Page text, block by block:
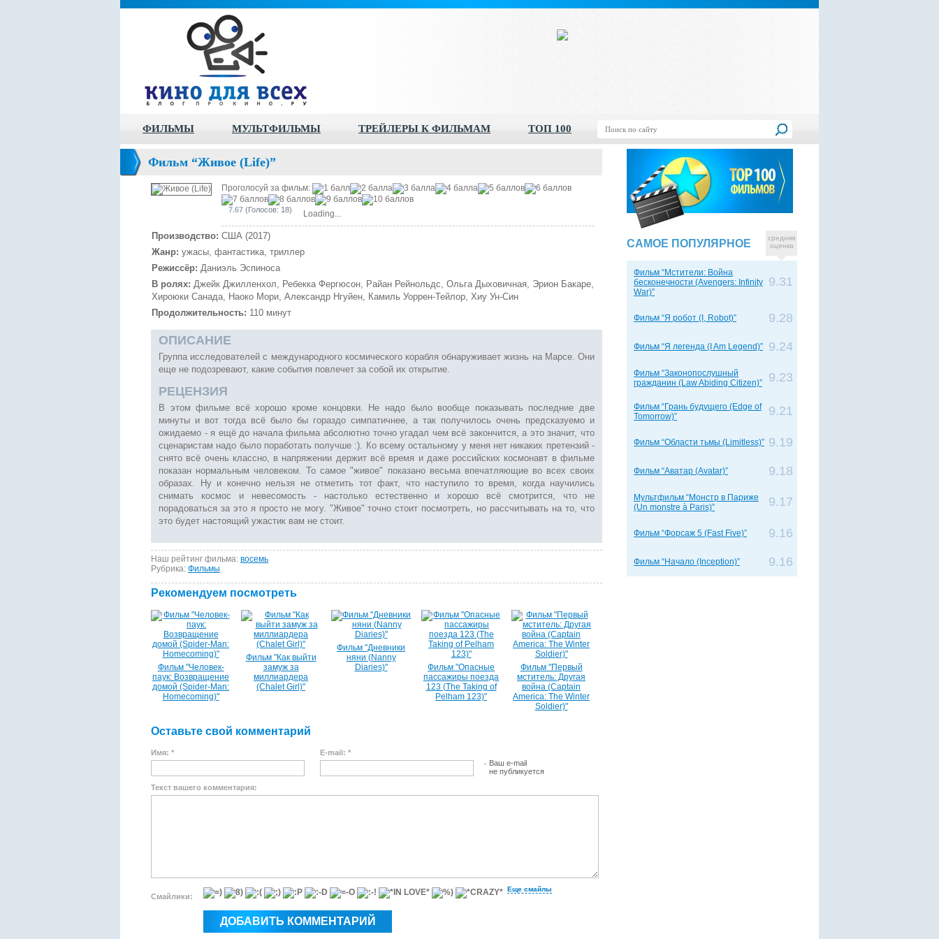
ФИЛЬМЫ МУЛЬТФИЛЬМЫ ТРЕЙЛЕРЫ К ФИЛЬМАМ ТОП 100
Фильм “Живое (Life)”
Проголосуй за фильм:
7.67 (Голосов: 18) Loading...
Производство: США (2017)
Жанр: ужасы, фантастика, триллер
Режиссёр: Даниэль Эспиноса
В ролях: Джейк Джилленхол, Ребекка Фергюсон, Райан Рейнольдс, Ольга Дыховичная, Эрион Бакаре,
Хироюки Санада, Наоко Мори, Александр Нгуйен, Камиль Уоррен-Тейлор, Хиу Ун-Син
Продолжительность: 110 минут
ОПИСАНИЕ
Группа исследователей с международного космического корабля обнаруживает жизнь на Марсе. Они
еще не подозревают, какие события повлечет за собой их открытие.
РЕЦЕНЗИЯ
В этом фильме всё хорошо кроме концовки. Не надо было вообще показывать последние две
минуты и вот тогда всё было бы гораздо симпатичнее, а так получилось очень предсказуемо и
ожидаемо - я ещё до начала фильма абсолютно точно угадал чем всё закончится, а это значит, что
сценаристам надо было поработать получше :). Ко всему остальному у меня нет никаких претензий -
снято всё очень классно, в напряжении держит всё время и даже российских космонавт в фильме
показан нормальным человеком. То самое "живое" показано весьма впечатляющие во всех своих
образах. Ну и конечно нельзя не отметить тот факт, что наступило то время, когда научились
снимать космос и невесомость - настолько естественно и хорошо всё смотрится, что не
порадоваться за это я просто не могу. "Живое" точно стоит посмотреть, но рассчитывать на то, что
это будет настоящий ужастик вам не стоит.
Наш рейтинг фильма: восемь
Рубрика: Фильмы
Рекомендуем посмотреть
Фильм "Человек-
паук: Возвращение
домой (Spider-Man:
Homecoming)"
Фильм "Как выйти
замуж за
миллиардера
(Chalet Girl)"
Фильм "Дневники
няни (Nanny
Diaries)"
Фильм "Опасные
пассажиры поезда
123 (The Taking of
Pelham 123)"
Фильм "Первый
мститель: Другая
война (Captain
America: The Winter
Soldier)"
Оставьте свой комментарий
Имя: *
E-mail: *
Ваш e-mail
не публикуется
Текст вашего комментария:
Смайлики:
Еще смайлы
САМОЕ ПОПУЛЯРНОЕ
средняя
оценка
Фильм “Мстители: Война
бесконечности (Avengers: Infinity
War)”
9.31
Фильм “Я робот (I, Robot)” 9.28
Фильм “Я легенда (I Am Legend)” 9.24
Фильм “Законопослушный
гражданин (Law Abiding Citizen)”
9.23
Фильм “Грань будущего (Edge of
Tomorrow)”
9.21
Фильм “Области тьмы (Limitless)” 9.19
Фильм “Аватар (Avatar)” 9.18
Мультфильм “Монстр в Париже
(Un monstre à Paris)”
9.17
Фильм “Форсаж 5 (Fast Five)” 9.16
Фильм “Начало (Inception)” 9.16